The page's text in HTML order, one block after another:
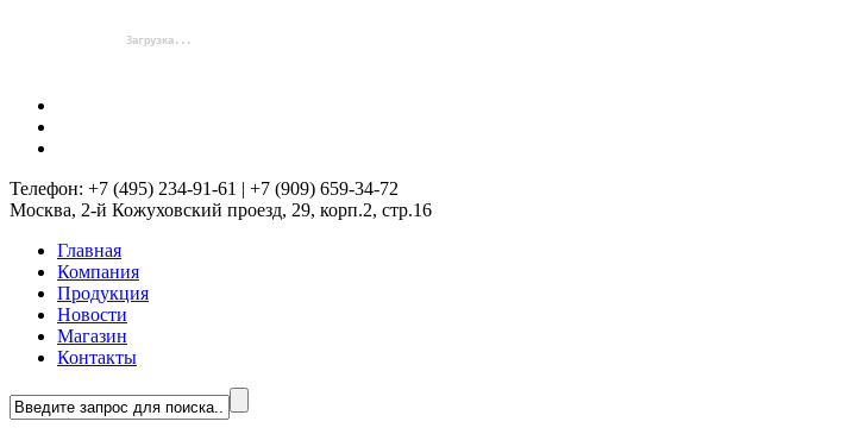
Телефон: +7 (495) 234-91-61 | +7 (909) 659-34-72
Москва, 2-й Кожуховский проезд, 29, корп.2, стр.16
Главная
Компания
Продукция
Новости
Магазин
Контакты